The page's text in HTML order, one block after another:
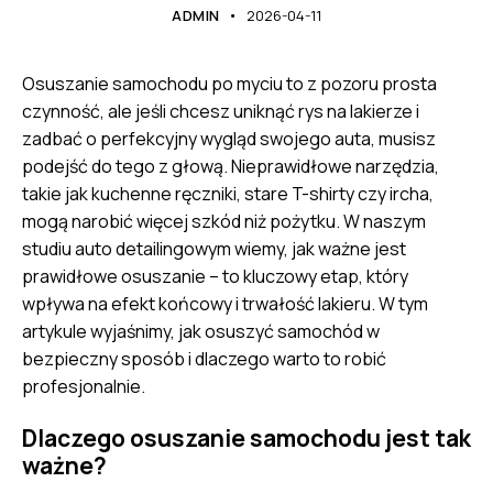
ADMIN 2026-04-11
Osuszanie samochodu po myciu to z pozoru prosta
czynność, ale jeśli chcesz uniknąć rys na lakierze i
zadbać o perfekcyjny wygląd swojego auta, musisz
podejść do tego z głową. Nieprawidłowe narzędzia,
takie jak kuchenne ręczniki, stare T-shirty czy ircha,
mogą narobić więcej szkód niż pożytku. W naszym
studiu auto detailingowym wiemy, jak ważne jest
prawidłowe osuszanie – to kluczowy etap, który
wpływa na efekt końcowy i trwałość lakieru. W tym
artykule wyjaśnimy, jak osuszyć samochód w
bezpieczny sposób i dlaczego warto to robić
profesjonalnie.
Dlaczego osuszanie samochodu jest tak
ważne?